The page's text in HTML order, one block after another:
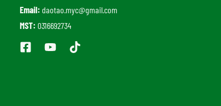
Email: daotao.myc@gmail.com
MST: 0316692734